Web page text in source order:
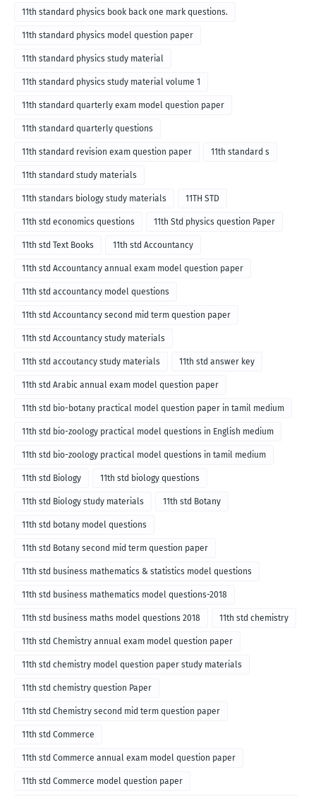
11th standard physics book back one mark questions.
11th standard physics model question paper
11th standard physics study material
11th standard physics study material volume 1
11th standard quarterly exam model question paper
11th standard quarterly questions
11th standard revision exam question paper 11th standard s
11th standard study materials
11th standars biology study materials 11TH STD
11th std economics questions 11th Std physics question Paper
11th std Text Books 11th std Accountancy
11th std Accountancy annual exam model question paper
11th std accountancy model questions
11th std Accountancy second mid term question paper
11th std Accountancy study materials
11th std accoutancy study materials 11th std answer key
11th std Arabic annual exam model question paper
11th std bio-botany practical model question paper in tamil medium
11th std bio-zoology practical model questions in English medium
11th std bio-zoology practical model questions in tamil medium
11th std Biology 11th std biology questions
11th std Biology study materials 11th std Botany
11th std botany model questions
11th std Botany second mid term question paper
11th std business mathematics & statistics model questions
11th std business mathematics model questions-2018
11th std business maths model questions 2018 11th std chemistry
11th std Chemistry annual exam model question paper
11th std chemistry model question paper study materials
11th std chemistry question Paper
11th std Chemistry second mid term question paper
11th std Commerce
11th std Commerce annual exam model question paper
11th std Commerce model question paper